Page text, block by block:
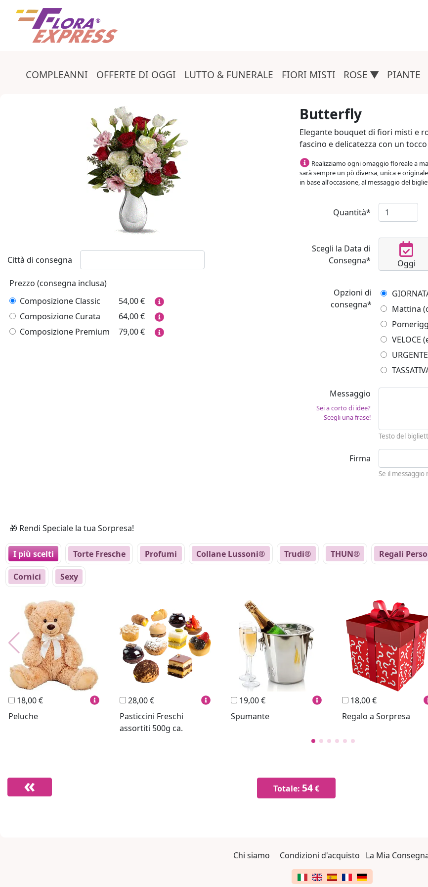
Categorie
COMPLEANNI OFFERTE DI OGGI LUTTO & FUNERALE FIORI MISTI ROSE PIANTE
Form del checkout
Città di consegna
Prezzo (consegna inclusa)
Composizione Classic
54,00€
Composizione Curata
64,00€
Composizione Premium
79,00€
Butterfly
Elegante bouquet di fiori misti e
fascino e delicatezza con un
Realizziamo ogni omaggio floreale a
sarà sempre un pò diversa, unica e
in base all'occasione, al messaggio del
Quantità*
Scegli la Data di
Consegna*
Oggi
Opzioni di
consegna*
Mattina
VELOCE
Messaggio
Sei a corto di idee?
Scegli una frase!
Testo del
Firma
Se il
🎁 Rendi Speciale la tua Sorpresa!
I più scelti Torte Fresche Profumi Collane Lussoni® Trudi® THUN® Regali
Cornici Sexy
18,00 €
Peluche
28,00 €
Pasticcini Freschi
assortiti 500g ca.
19,00 €
Spumante
18,00 €
Regalo a Sorpresa
Totale: 54€
Chi siamo Condizioni d'acquisto La Mia